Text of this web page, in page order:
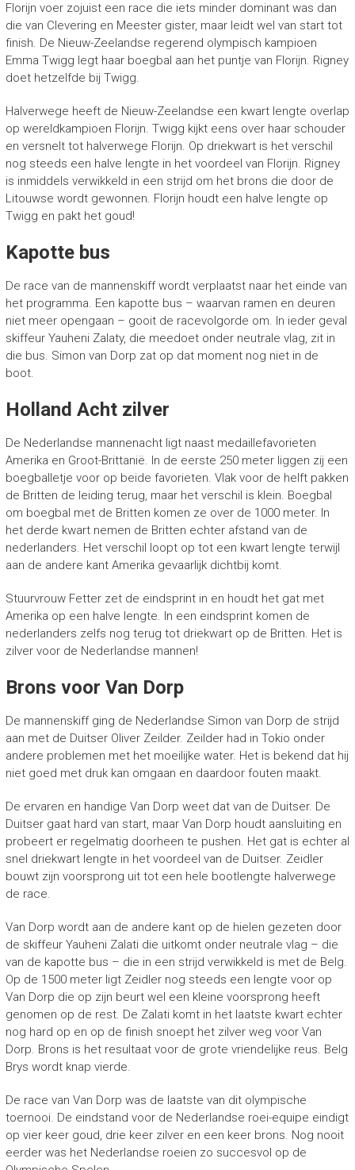
Florijn voer zojuist een race die iets minder dominant was dan
die van Clevering en Meester gister, maar leidt wel van start tot
finish. De Nieuw-Zeelandse regerend olympisch kampioen
Emma Twigg legt haar boegbal aan het puntje van Florijn. Rigney
doet hetzelfde bij Twigg.
Halverwege heeft de Nieuw-Zeelandse een kwart lengte overlap
op wereldkampioen Florijn. Twigg kijkt eens over haar schouder
en versnelt tot halverwege Florijn. Op driekwart is het verschil
nog steeds een halve lengte in het voordeel van Florijn. Rigney
is inmiddels verwikkeld in een strijd om het brons die door de
Litouwse wordt gewonnen. Florijn houdt een halve lengte op
Twigg en pakt het goud!
Kapotte bus
De race van de mannenskiff wordt verplaatst naar het einde van
het programma. Een kapotte bus – waarvan ramen en deuren
niet meer opengaan – gooit de racevolgorde om. In ieder geval
skiffeur Yauheni Zalaty, die meedoet onder neutrale vlag, zit in
die bus. Simon van Dorp zat op dat moment nog niet in de
boot.
Holland Acht zilver
De Nederlandse mannenacht ligt naast medaillefavorieten
Amerika en Groot-Brittanië. In de eerste 250 meter liggen zij een
boegballetje voor op beide favorieten. Vlak voor de helft pakken
de Britten de leiding terug, maar het verschil is klein. Boegbal
om boegbal met de Britten komen ze over de 1000 meter. In
het derde kwart nemen de Britten echter afstand van de
nederlanders. Het verschil loopt op tot een kwart lengte terwijl
aan de andere kant Amerika gevaarlijk dichtbij komt.
Stuurvrouw Fetter zet de eindsprint in en houdt het gat met
Amerika op een halve lengte. In een eindsprint komen de
nederlanders zelfs nog terug tot driekwart op de Britten. Het is
zilver voor de Nederlandse mannen!
Brons voor Van Dorp
De mannenskiff ging de Nederlandse Simon van Dorp de strijd
aan met de Duitser Oliver Zeilder. Zeilder had in Tokio onder
andere problemen met het moeilijke water. Het is bekend dat hij
niet goed met druk kan omgaan en daardoor fouten maakt.
De ervaren en handige Van Dorp weet dat van de Duitser. De
Duitser gaat hard van start, maar Van Dorp houdt aansluiting en
probeert er regelmatig doorheen te pushen. Het gat is echter al
snel driekwart lengte in het voordeel van de Duitser. Zeidler
bouwt zijn voorsprong uit tot een hele bootlengte halverwege
de race.
Van Dorp wordt aan de andere kant op de hielen gezeten door
de skiffeur Yauheni Zalati die uitkomt onder neutrale vlag – die
van de kapotte bus – die in een strijd verwikkeld is met de Belg.
Op de 1500 meter ligt Zeidler nog steeds een lengte voor op
Van Dorp die op zijn beurt wel een kleine voorsprong heeft
genomen op de rest. De Zalati komt in het laatste kwart echter
nog hard op en op de finish snoept het zilver weg voor Van
Dorp. Brons is het resultaat voor de grote vriendelijke reus. Belg
Brys wordt knap vierde.
De race van Van Dorp was de laatste van dit olympische
toernooi. De eindstand voor de Nederlandse roei-equipe eindigt
op vier keer goud, drie keer zilver en een keer brons. Nog nooit
eerder was het Nederlandse roeien zo succesvol op de